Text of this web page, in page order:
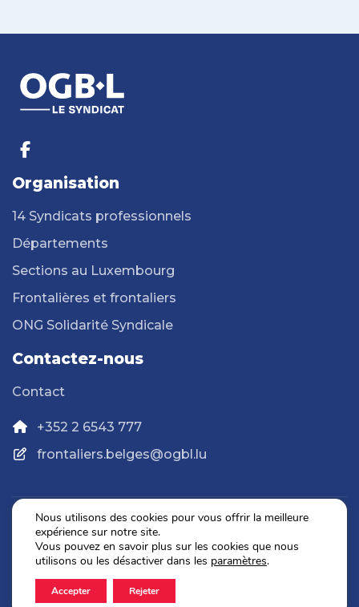
Organisation
14 Syndicats professionnels
Départements
Sections au Luxembourg
Frontalières et frontaliers
ONG Solidarité Syndicale
Contactez-nous
Contact
+352 2 6543 777
frontaliers.belges@ogbl.lu
Politique de confidentialité
Mentions légales
2026 © OGBL. Tous droits réservés.
Nous utilisons des cookies pour vous offrir la meilleure
expérience sur notre site.
Vous pouvez en savoir plus sur les cookies que nous
utilisons ou les désactiver dans les paramètres.
Accepter Rejeter